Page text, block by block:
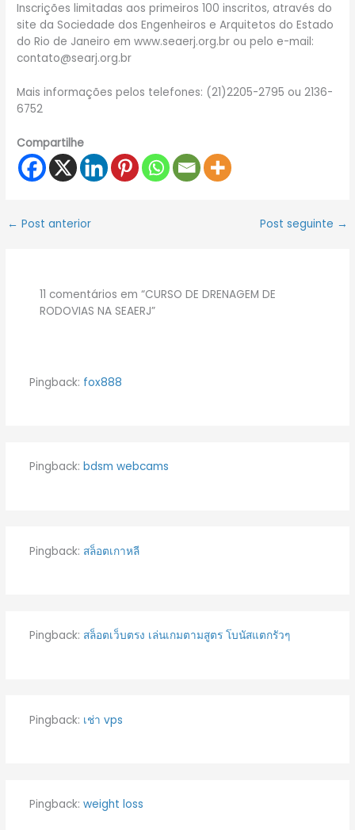
Inscrições limitadas aos primeiros 100 inscritos, através do
site da Sociedade dos Engenheiros e Arquitetos do Estado
do Rio de Janeiro em www.seaerj.org.br ou pelo e-mail:
contato@searj.org.br
Mais informações pelos telefones: (21)2205-2795 ou 2136-
6752
Compartilhe
← Post anterior Post seguinte →
11 comentários em “CURSO DE DRENAGEM DE
RODOVIAS NA SEAERJ”
Pingback: fox888
Pingback: bdsm webcams
Pingback: สล็อตเกาหลี
Pingback: สล็อตเว็บตรง เล่นเกมตามสูตร โบนัสแตกรัวๆ
Pingback: เช่า vps
Pingback: weight loss